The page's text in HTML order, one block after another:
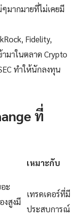
มากมายที่ไม่เคยมี
Fidelity,
ามาในตลาด Crypto
ทำให้นักลงทุน
ที่
เหมาะกับ
ะ
งสูงมี
เทรดเดอร์ที่มี
ประสบการณ์